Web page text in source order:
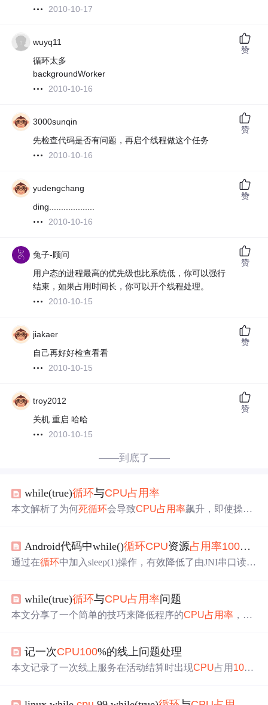
2010-10-17
wuyq11
循环太多
backgroundWorker
2010-10-16
赞
3000sunqin
先检查代码是否有问题，再启个线程做这个任务
2010-10-16
赞
yudengchang
ding...................
2010-10-16
赞
兔子-顾问
用户态的进程最高的优先级也比系统低，你可以强行
结束，如果占用时间长，你可以开个线程处理。
2010-10-15
赞
jiakaer
自己再好好检查看看
2010-10-15
赞
troy2012
关机 重启 哈哈
2010-10-15
赞
——到底了——
while(true)循环与CPU占用率
本文解析了为何死循环会导致CPU占用率飙升，即使操作
Android代码中while()循环CPU资源占用率100%的
通过在循环中加入sleep(1)操作，有效降低了由JNI串口读取
while(true)循环与CPU占用率问题
本文分享了一个简单的技巧来降低程序的CPU占用率 ，通
记一次CPU100%的线上问题处理
本文记录了一次线上服务在活动结算时出现CPU占用 100